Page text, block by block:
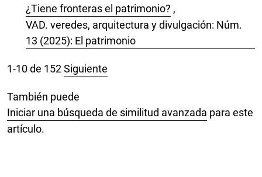
¿Tiene fronteras el patrimonio? ,
VAD. veredes, arquitectura y divulgación: Núm.
13 (2025): El patrimonio
1-10 de 152Siguiente
También puede
Iniciar una búsqueda de similitud avanzada para este
artículo.